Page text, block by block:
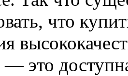
что
это